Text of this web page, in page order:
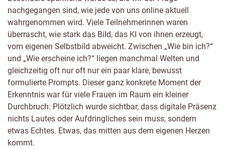
nachgegangen sind, wie jede von uns online aktuell
wahrgenommen wird. Viele Teilnehmerinnen waren
überrascht, wie stark das Bild, das KI von ihnen erzeugt,
vom eigenen Selbstbild abweicht. Zwischen „Wie bin ich?“
und „Wie erscheine ich?“ liegen manchmal Welten und
gleichzeitig oft nur oft nur ein paar klare, bewusst
formulierte Prompts. Dieser ganz konkrete Moment der
Erkenntnis war für viele Frauen im Raum ein kleiner
Durchbruch: Plötzlich wurde sichtbar, dass digitale Präsenz
nichts Lautes oder Aufdringliches sein muss, sondern
etwas Echtes. Etwas, das mitten aus dem eigenen Herzen
kommt.